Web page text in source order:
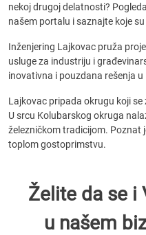
nekoj drugoj delatnosti?
našem portalu i saznajte koje
Inženjering Lajkovac pruža
usluge za industriju i
inovativna i pouzdana rešenja u
Lajkovac pripada okrugu koji se
U srcu Kolubarskog okruga
železničkom tradicijom. Poznat
toplom gostoprimstvu.
Želite da se i
u našem